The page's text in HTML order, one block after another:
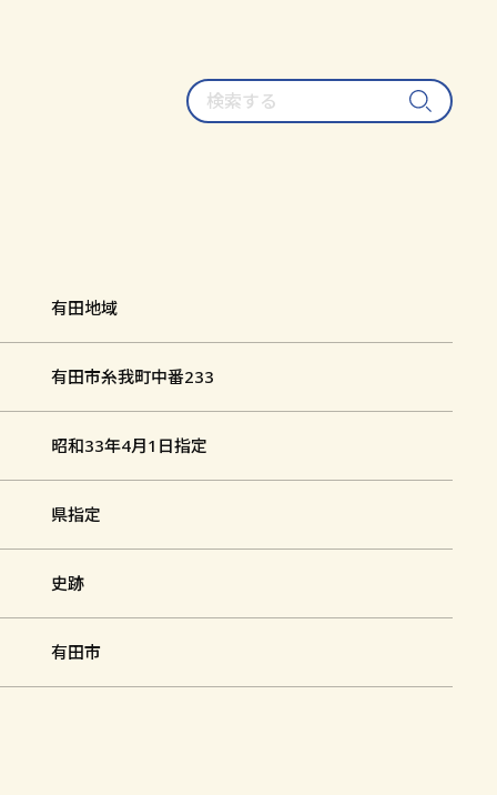
検
索
有田地域
有田市糸我町中番233
昭和33年4月1日指定
県指定
史跡
有田市